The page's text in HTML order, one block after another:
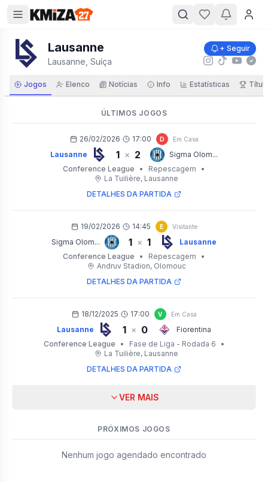
Lausanne
Lausanne, Suíça
+ Seguir
Jogos Elenco Notícias Info Estatísticas
ÚLTIMOS JOGOS
26/02/2026 17:00 D Em Casa
Lausanne 1 × 2
Sigma Olom...
Conference League
• Repescagem
•
La Tuilière, Lausanne
DETALHES DA PARTIDA
19/02/2026 14:45 E Visitante
Sigma Olom... 1 × 1
Lausanne
Conference League
• Repescagem
•
Andruv Stadion, Olomouc
DETALHES DA PARTIDA
18/12/2025 17:00 V Em Casa
Lausanne 1 × 0
Fiorentina
Conference League
• Fase de Liga - Rodada 6
•
La Tuilière, Lausanne
DETALHES DA PARTIDA
VER MAIS
PRÓXIMOS JOGOS
Nenhum jogo agendado encontrado